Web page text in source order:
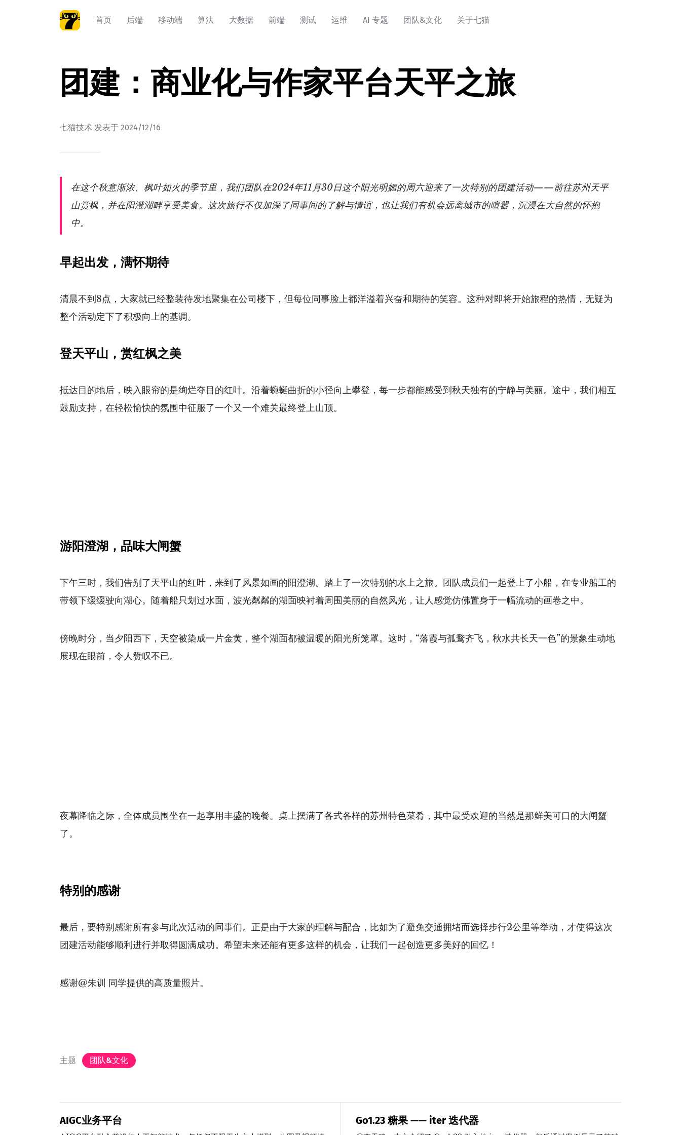
首页 后端 移动端 算法 大数据 前端 测试 运维 AI 专题 团队&文化 关于七猫
团建：商业化与作家平台天平之旅
七猫技术 发表于2024/12/16
在这个秋意渐浓、枫叶如火的季节里，我们团队在2024年11月30日这个阳光明媚的周六迎来了一次特别的团建活动——前往苏州天平
山赏枫，并在阳澄湖畔享受美食。这次旅行不仅加深了同事间的了解与情谊，也让我们有机会远离城市的喧嚣，沉浸在大自然的怀抱
中。
早起出发，满怀期待
清晨不到8点，大家就已经整装待发地聚集在公司楼下，但每位同事脸上都洋溢着兴奋和期待的笑容。这种对即将开始旅程的热情，无疑为
整个活动定下了积极向上的基调。
登天平山，赏红枫之美
抵达目的地后，映入眼帘的是绚烂夺目的红叶。沿着蜿蜒曲折的小径向上攀登，每一步都能感受到秋天独有的宁静与美丽。途中，我们相互
鼓励支持，在轻松愉快的氛围中征服了一个又一个难关最终登上山顶。
游阳澄湖，品味大闸蟹
下午三时，我们告别了天平山的红叶，来到了风景如画的阳澄湖。踏上了一次特别的水上之旅。团队成员们一起登上了小船，在专业船工的
带领下缓缓驶向湖心。随着船只划过水面，波光粼粼的湖面映衬着周围美丽的自然风光，让人感觉仿佛置身于一幅流动的画卷之中。
傍晚时分，当夕阳西下，天空被染成一片金黄，整个湖面都被温暖的阳光所笼罩。这时，“落霞与孤鹜齐飞，秋水共长天一色”的景象生动地
展现在眼前，令人赞叹不已。
夜幕降临之际，全体成员围坐在一起享用丰盛的晚餐。桌上摆满了各式各样的苏州特色菜肴，其中最受欢迎的当然是那鲜美可口的大闸蟹
了。
特别的感谢
最后，要特别感谢所有参与此次活动的同事们。正是由于大家的理解与配合，比如为了避免交通拥堵而选择步行2公里等举动，才使得这次
团建活动能够顺利进行并取得圆满成功。希望未来还能有更多这样的机会，让我们一起创造更多美好的回忆！
感谢@朱训 同学提供的高质量照片。
主题 团队&文化
AIGC业务平台 Go1.23 糖果 —— iter 迭代器